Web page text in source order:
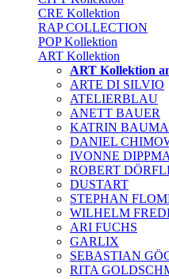
CRE Kollektion
RAP COLLECTION
POP Kollektion
ART Kollektion
ART Kollektion
ARTE DI SILVIO
ATELIERBLAU
ANETT BAUER
KATRIN
DANIEL
IVONNE
ROBERT
DUSTART
STEPHAN
WILHELM
ARI FUCHS
GARLIX
SEBASTIAN
RITA